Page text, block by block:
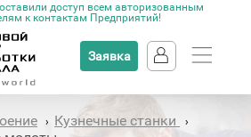
доступ всем авторизованным
к контактам Предприятий!
Заявка
› Кузнечные станки ›